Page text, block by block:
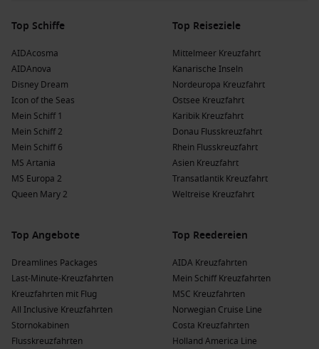
Top Schiffe
AIDAcosma
AIDAnova
Disney Dream
Icon of the Seas
Mein Schiff 1
Mein Schiff 2
Mein Schiff 6
MS Artania
MS Europa 2
Queen Mary 2
Top Reiseziele
Mittelmeer Kreuzfahrt
Kanarische Inseln
Nordeuropa Kreuzfahrt
Ostsee Kreuzfahrt
Karibik Kreuzfahrt
Donau Flusskreuzfahrt
Rhein Flusskreuzfahrt
Asien Kreuzfahrt
Transatlantik Kreuzfahrt
Weltreise Kreuzfahrt
Top Angebote
Dreamlines Packages
Last-Minute-Kreuzfahrten
Kreuzfahrten mit Flug
All Inclusive Kreuzfahrten
Stornokabinen
Flusskreuzfahrten
Top Reedereien
AIDA Kreuzfahrten
Mein Schiff Kreuzfahrten
MSC Kreuzfahrten
Norwegian Cruise Line
Costa Kreuzfahrten
Holland America Line